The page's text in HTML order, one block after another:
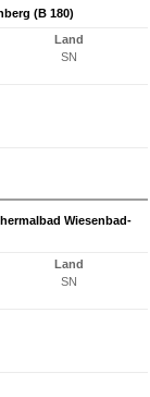
(B 180)
Land
SN
Wiesenbad-
Land
SN